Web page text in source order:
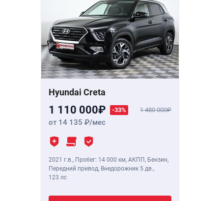
Hyundai Creta
1 110 000 -33% 1 480 000
от 14 135 /мес
2021 г.в., Пробег: 14 000 км, АКПП, Бензин,
Передний привод, Внедорожник 5 дв.,
123 лс